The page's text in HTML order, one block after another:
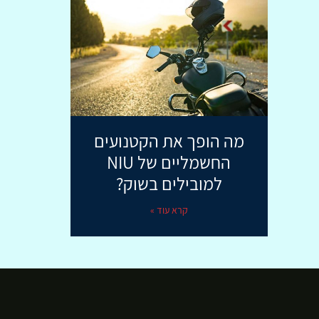
מה הופך את הקטנועים
החשמליים של NIU
למובילים בשוק?
קרא עוד »